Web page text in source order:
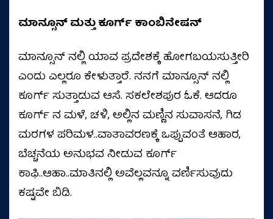
ಮಾನ್ಸೂನ್‌ ಮತ್ತು ಕೂರ್ಗ್‌ ಕಾಂಬಿನೇಷನ್‌
ಮಾನ್ಸೂನ್‌ ನಲ್ಲಿ ಯಾವ ಪ್ರದೇಶಕ್ಕೆ ಹೋಗಬಯಸುತ್ತೀರಿ
ಎಂದು ಎಲ್ಲರೂ ಕೇಳುತ್ತಾರೆ. ನನಗೆ ಮಾನ್ಸೂನ್‌ ನಲ್ಲಿ
ಕೂರ್ಗ್‌ ಸುತ್ತಾಡುವ ಆಸೆ. ಸಕಲೇಶಪುರ ಓಕೆ. ಆದರೂ
ಕೂರ್ಗ್‌ ನ ಮಳೆ, ಚಳಿ, ಅಲ್ಲಿನ ಮಣ್ಣಿನ ಸುವಾಸನೆ, ಗಿಡ
ಮರಗಳ ಪರಿಮಳ..ವಾತಾವರಣಕ್ಕೆ ಒಪ್ಪುವಂತೆ ಆಹಾರ,
ಬೆಚ್ಚನೆಯ ಅನುಭವ ನೀಡುವ ಕೂರ್ಗ್‌
ಕಾಫಿ..ಆಹಾ..ಮಾತಿನಲ್ಲಿ ಅವೆಲ್ಲವನ್ನೂ ವರ್ಣಿಸುವುದು
ಕಷ್ಟವೇ ಬಿಡಿ.